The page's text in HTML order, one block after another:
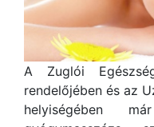
A Zuglói
rendelőjében és az
helyiségében